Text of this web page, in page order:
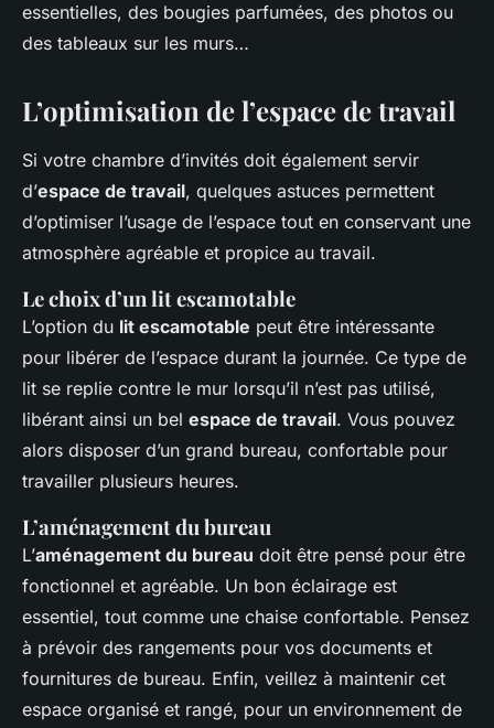
essentielles, des bougies parfumées, des photos ou
des tableaux sur les murs…
L’optimisation de l’espace de travail
Si votre chambre d’invités doit également servir
d’espace de travail, quelques astuces permettent
d’optimiser l’usage de l’espace tout en conservant une
atmosphère agréable et propice au travail.
Le choix d’un lit escamotable
L’option du lit escamotable peut être intéressante
pour libérer de l’espace durant la journée. Ce type de
lit se replie contre le mur lorsqu’il n’est pas utilisé,
libérant ainsi un bel espace de travail. Vous pouvez
alors disposer d’un grand bureau, confortable pour
travailler plusieurs heures.
L’aménagement du bureau
L’aménagement du bureau doit être pensé pour être
fonctionnel et agréable. Un bon éclairage est
essentiel, tout comme une chaise confortable. Pensez
à prévoir des rangements pour vos documents et
fournitures de bureau. Enfin, veillez à maintenir cet
espace organisé et rangé, pour un environnement de